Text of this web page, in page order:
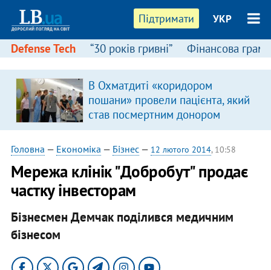
Підтримати УКР
Defense Tech “30 років гривні” Фінансова
В Охматдиті «коридором
пошани» провели пацієнта, який
став посмертним донором
Головна — Економіка — Бізнес— 12 лютого 2014, 10:58
Мережа клінік "Добробут" продає
частку інвесторам
Бізнесмен Демчак поділився медичним
бізнесом